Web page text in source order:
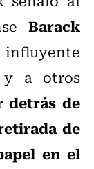
Barack
a otros
detrás de
de
en el